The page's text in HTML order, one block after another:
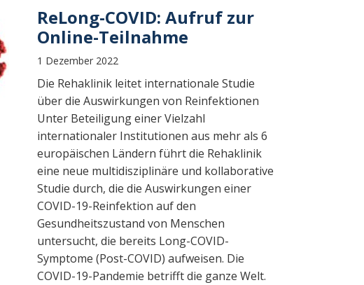
ReLong-COVID: Aufruf zur
Online-Teilnahme
1 Dezember 2022
Die Rehaklinik leitet internationale Studie
über die Auswirkungen von Reinfektionen
Unter Beteiligung einer Vielzahl
internationaler Institutionen aus mehr als 6
europäischen Ländern führt die Rehaklinik
eine neue multidisziplinäre und kollaborative
Studie durch, die die Auswirkungen einer
COVID-19-Reinfektion auf den
Gesundheitszustand von Menschen
untersucht, die bereits Long-COVID-
Symptome (Post-COVID) aufweisen. Die
COVID-19-Pandemie betrifft die ganze Welt.